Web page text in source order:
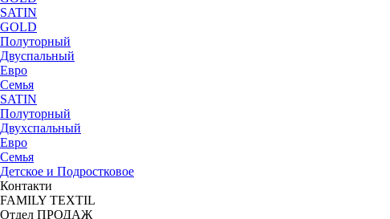
SATIN
GOLD
Полуторный
Двуспальный
Евро
Семья
SATIN
Полуторный
Двухспальный
Евро
Семья
Детское и Подростковое
Контакти
FAMILY TEXTIL
Отдел ПРОДАЖ